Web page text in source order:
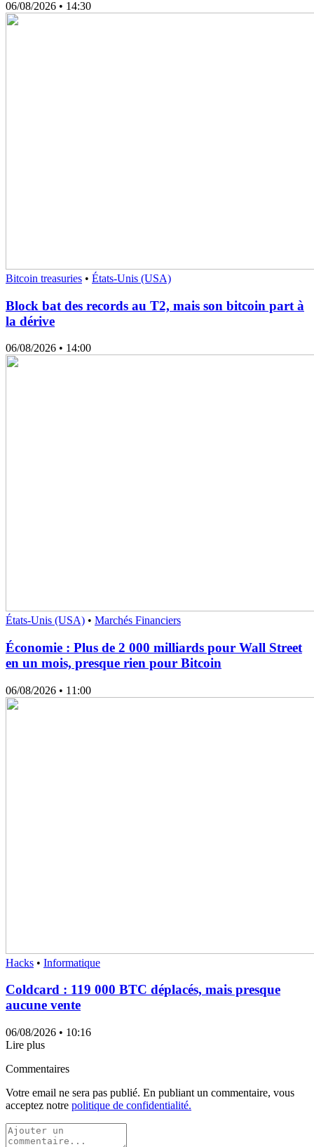
06/08/2026 • 14:30
Bitcoin treasuries • États-Unis (USA)
Block bat des records au T2, mais son bitcoin part à
la dérive
06/08/2026 • 14:00
États-Unis (USA) • Marchés Financiers
Économie : Plus de 2 000 milliards pour Wall Street
en un mois, presque rien pour Bitcoin
06/08/2026 • 11:00
Hacks • Informatique
Coldcard : 119 000 BTC déplacés, mais presque
aucune vente
06/08/2026 • 10:16
Lire plus
Commentaires
Votre email ne sera pas publié. En publiant un commentaire, vous
acceptez notre politique de confidentialité.